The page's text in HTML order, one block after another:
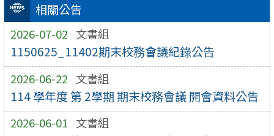
相關公告
2026-07-02 文書組
1150625_11402期末校務會議紀錄公告
2026-06-22 文書組
114 學年度 第 2學期 期末校務會議 開會資料公告
2026-06-01 文書組